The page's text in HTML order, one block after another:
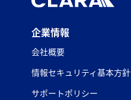
企業情報
会社概要
情報セキュリティ基本方針
サポートポリシー